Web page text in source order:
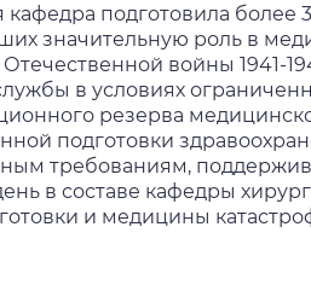
кафедра подготовила
значительную роль в
войны 1941-
в условиях
резерва
подготовки
требованиям,
в составе кафедры
и медицины